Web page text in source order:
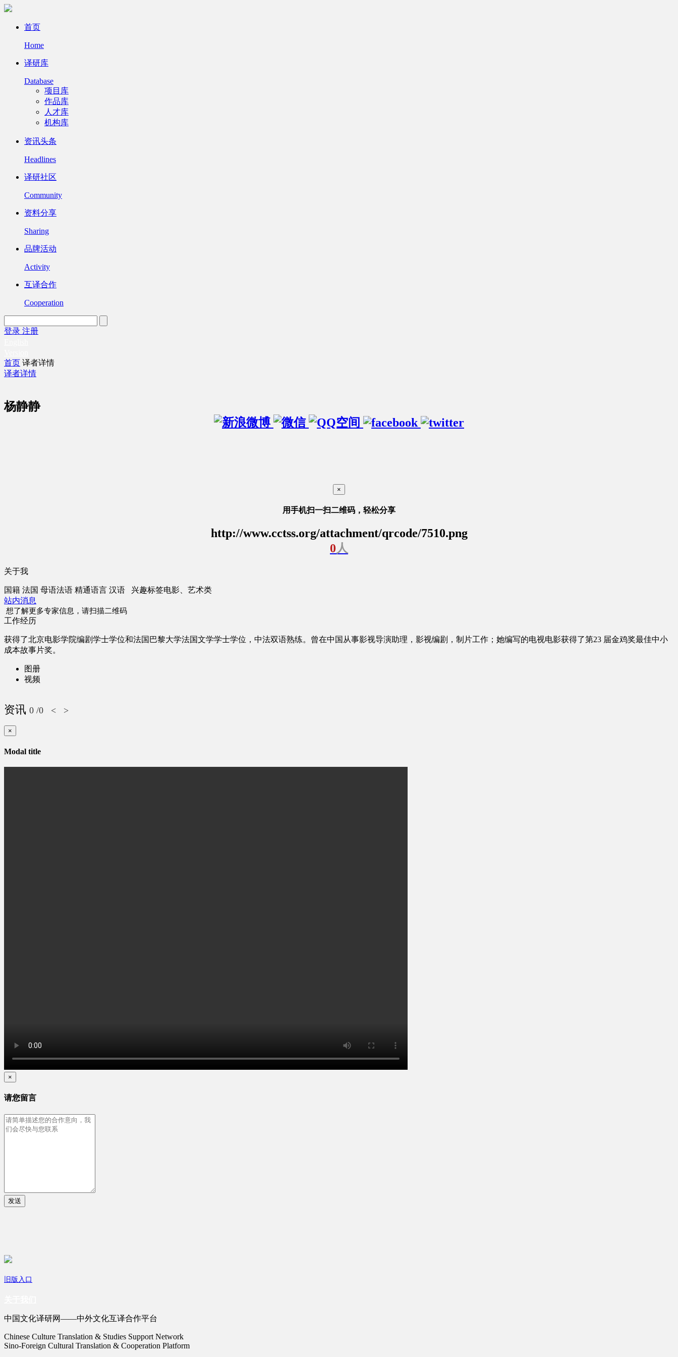
首页
Home
译研库
Database
项目库
作品库
人才库
机构库
资讯头条
Headlines
译研社区
Community
资料分享
Sharing
品牌活动
Activity
互译合作
Cooperation
登录 注册
首页 译者详情
译者详情
杨静静
×
用手机扫一扫二维码，轻松分享
http://www.cctss.org/attachment/qrcode/7510.png
0人
关于我
国籍 法国 母语法语 精通语言 汉语 兴趣标签电影、艺术类
站内消息
想了解更多专家信息，请扫描二维码
工作经历
获得了北京电影学院编剧学士学位和法国巴黎大学法国文学学士学位，中法双语熟练。曾在中国从事影视导演助理，影视编剧，制片工作；她编写的电视电影获得了第23 届金鸡奖最佳中小
成本故事片奖。
图册
视频
资讯 0 /0 < >
×
Modal title
×
请您留言
发送
旧版入口
中国文化译研网——中外文化互译合作平台
Chinese Culture Translation & Studies Support Network
Sino-Foreign Cultural Translation & Cooperation Platform